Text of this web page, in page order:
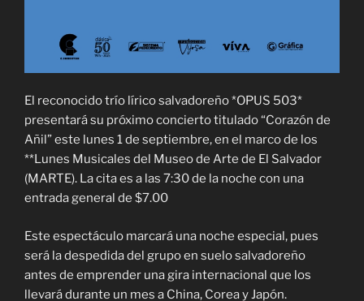
El reconocido trío lírico salvadoreño *OPUS 503*
presentará su próximo concierto titulado “Corazón de
Añil” este lunes 1 de septiembre, en el marco de los
**Lunes Musicales del Museo de Arte de El Salvador
(MARTE). La cita es a las 7:30 de la noche con una
entrada general de $7.00
Este espectáculo marcará una noche especial, pues
será la despedida del grupo en suelo salvadoreño
antes de emprender una gira internacional que los
llevará durante un mes a China, Corea y Japón.